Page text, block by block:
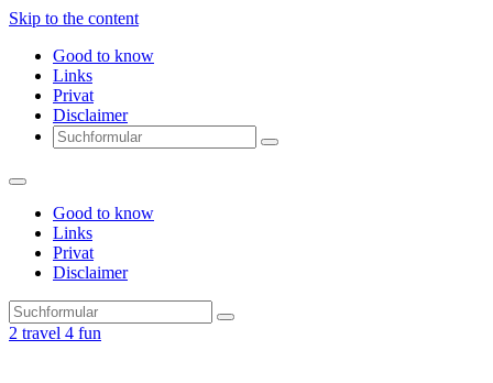
Skip to the content
Good to know
Links
Privat
Disclaimer
Search
Good to know
Links
Privat
Disclaimer
Search
2 travel 4 fun